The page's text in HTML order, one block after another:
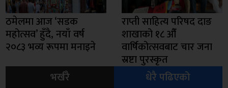
ठमेलमा आज ‘सडक
महोत्सव’ हुँदै, नयाँ वर्ष
२०८३ भव्य रूपमा मनाइने
राप्ती साहित्य परिषद दाङ
शाखाको १८ औँ
वार्षिकोत्सवबाट चार जना
स्रष्टा पुरस्कृत
भर्खरै
धेरै पढिएको